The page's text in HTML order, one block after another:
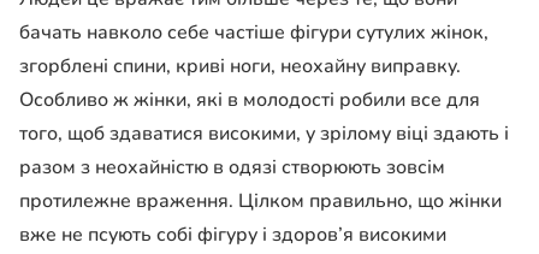
бачать навколо себе частіше фігури сутулих жінок,
згорблені спини, криві ноги, неохайну виправку.
Особливо ж жінки, які в молодості робили все для
того, щоб здаватися високими, у зрілому віці здають і
разом з неохайністю в одязі створюють зовсім
протилежне враження. Цілком правильно, що жінки
вже не псують собі фігуру і здоров’я високими